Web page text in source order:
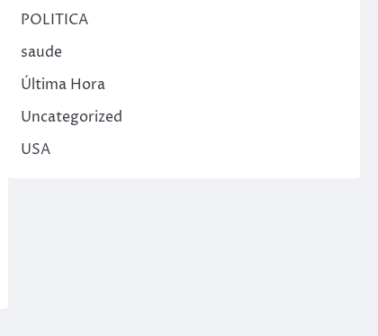
POLITICA
saude
Última Hora
Uncategorized
USA